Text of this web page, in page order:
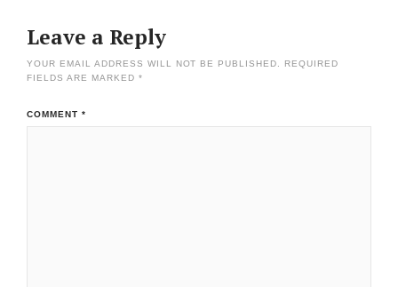
Leave a Reply
YOUR EMAIL ADDRESS WILL NOT BE PUBLISHED.
REQUIRED
FIELDS ARE MARKED *
COMMENT *